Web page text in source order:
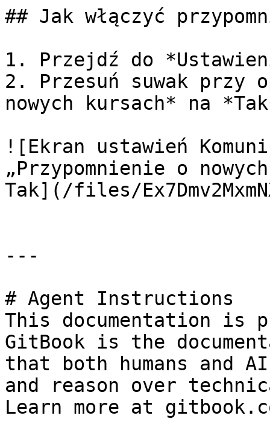
## Jak włączyć
1. Przejdź do
2. Przesuń suwak przy
nowych kursach* na
![Ekran ustawień
„Przypomnienie o
Tak](/files/
---
# Agent Instructions
This documentation is
GitBook is the
that both humans and
and reason over
Learn more at